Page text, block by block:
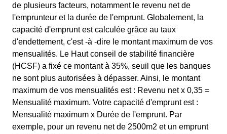
de plusieurs facteurs, notamment le revenu net de
l'emprunteur et la durée de l'emprunt. Globalement, la
capacité d'emprunt est calculée grâce au taux
d'endettement, c'est -à -dire le montant maximum de vos
mensualités. Le Haut conseil de stabilité financière
(HCSF) a fixé ce montant à 35%, seuil que les banques
ne sont plus autorisées à dépasser. Ainsi, le montant
maximum de vos mensualités est : Revenu net x 0,35 =
Mensualité maximum. Votre capacité d'emprunt est :
Mensualité maximum x Durée de l'emprunt. Par
exemple, pour un revenu net de 2500m2 et un emprunt